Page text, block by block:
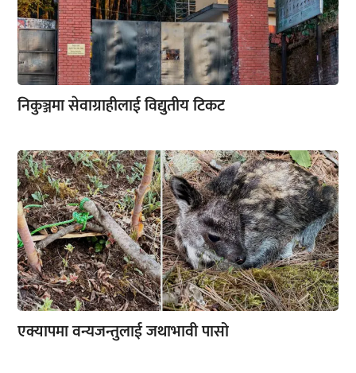
निकुञ्जमा सेवाग्राहीलाई विद्युतीय टिकट
एक्यापमा वन्यजन्तुलाई जथाभावी पासो